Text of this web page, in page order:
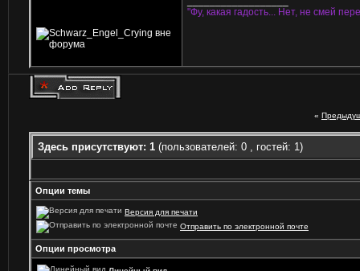
"Фу, какая гадость... Нет, не смей
«
Здесь присутствуют: 1 (пользователей: 0 , гостей: 1)
Опции темы
Версия для печати
Отправить по электронной почте
Опции просмотра